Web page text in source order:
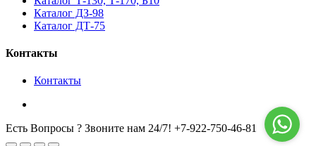
Каталог ДЗ-98
Каталог ДТ-75
Контакты
Контакты
Есть Вопросы ? Звоните нам 24/7! +7-922-750-46-81